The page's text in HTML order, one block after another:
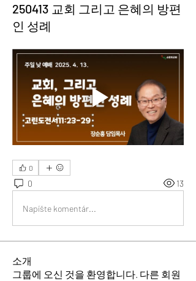
250413 교회 그리고 은혜의 방편
인 성례
0
0 13
Napíšte komentár...
소개
그룹에 오신 것을 환영합니다. 다른 회원